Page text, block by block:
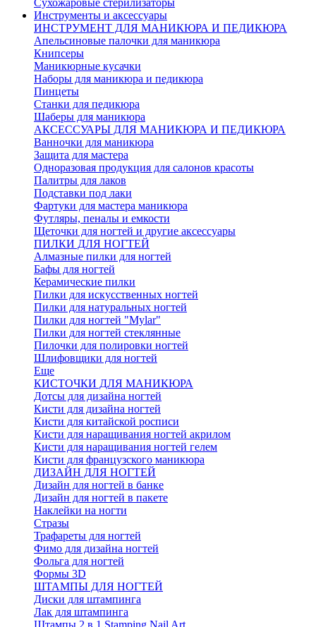
Сухожаровые стерилизаторы
Инструменты и аксессуары
ИНСТРУМЕНТ ДЛЯ МАНИКЮРА И ПЕДИКЮРА
Апельсиновые палочки для маникюра
Книпсеры
Маникюрные кусачки
Наборы для маникюра и педикюра
Пинцеты
Станки для педикюра
Шаберы для маникюра
АКСЕССУАРЫ ДЛЯ МАНИКЮРА И ПЕДИКЮРА
Ванночки для маникюра
Защита для мастера
Одноразовая продукция для салонов красоты
Палитры для лаков
Подставки под лаки
Фартуки для мастера маникюра
Футляры, пеналы и емкости
Щеточки для ногтей и другие аксессуары
ПИЛКИ ДЛЯ НОГТЕЙ
Алмазные пилки для ногтей
Бафы для ногтей
Керамические пилки
Пилки для искусственных ногтей
Пилки для натуральных ногтей
Пилки для ногтей "Mylar"
Пилки для ногтей стеклянные
Пилочки для полировки ногтей
Шлифовщики для ногтей
Еще
КИСТОЧКИ ДЛЯ МАНИКЮРА
Дотсы для дизайна ногтей
Кисти для дизайна ногтей
Кисти для китайской росписи
Кисти для наращивания ногтей акрилом
Кисти для наращивания ногтей гелем
Кисти для французского маникюра
ДИЗАЙН ДЛЯ НОГТЕЙ
Дизайн для ногтей в банке
Дизайн для ногтей в пакете
Наклейки на ногти
Стразы
Трафареты для ногтей
Фимо для дизайна ногтей
Фольга для ногтей
Формы 3D
ШТАМПЫ ДЛЯ НОГТЕЙ
Диски для штампинга
Лак для штампинга
Штампы 2 в 1 Stamping Nail Art